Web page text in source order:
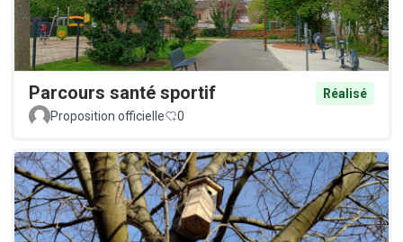
Parcours santé sportif
Réalisé
Proposition officielle
0